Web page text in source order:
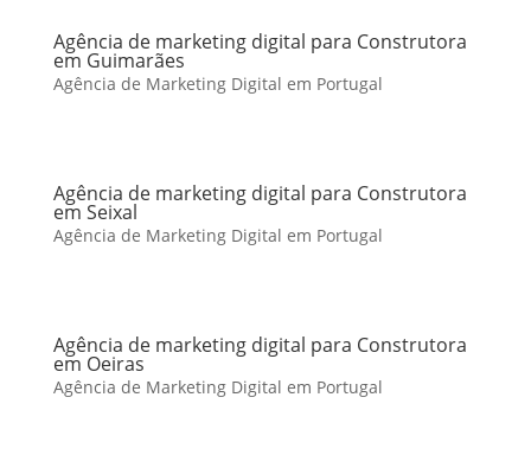
Agência de marketing digital para Construtora
em Guimarães
Agência de Marketing Digital em Portugal
Agência de marketing digital para Construtora
em Seixal
Agência de Marketing Digital em Portugal
Agência de marketing digital para Construtora
em Oeiras
Agência de Marketing Digital em Portugal